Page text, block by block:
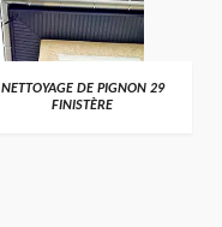
NETTOYAGE DE PIGNON 29
FINISTÈRE